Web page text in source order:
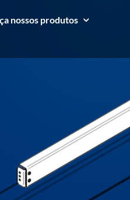
nossos produtos